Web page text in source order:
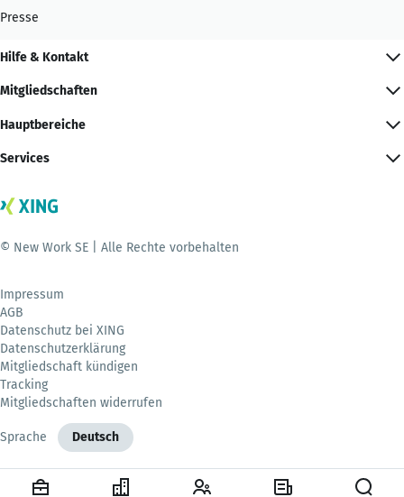
Presse
Hilfe & Kontakt
Mitgliedschaften
Hauptbereiche
Services
© New Work SE | Alle Rechte vorbehalten
Impressum
AGB
Datenschutz bei XING
Datenschutzerklärung
Mitgliedschaft kündigen
Tracking
Mitgliedschaften widerrufen
Sprache Deutsch